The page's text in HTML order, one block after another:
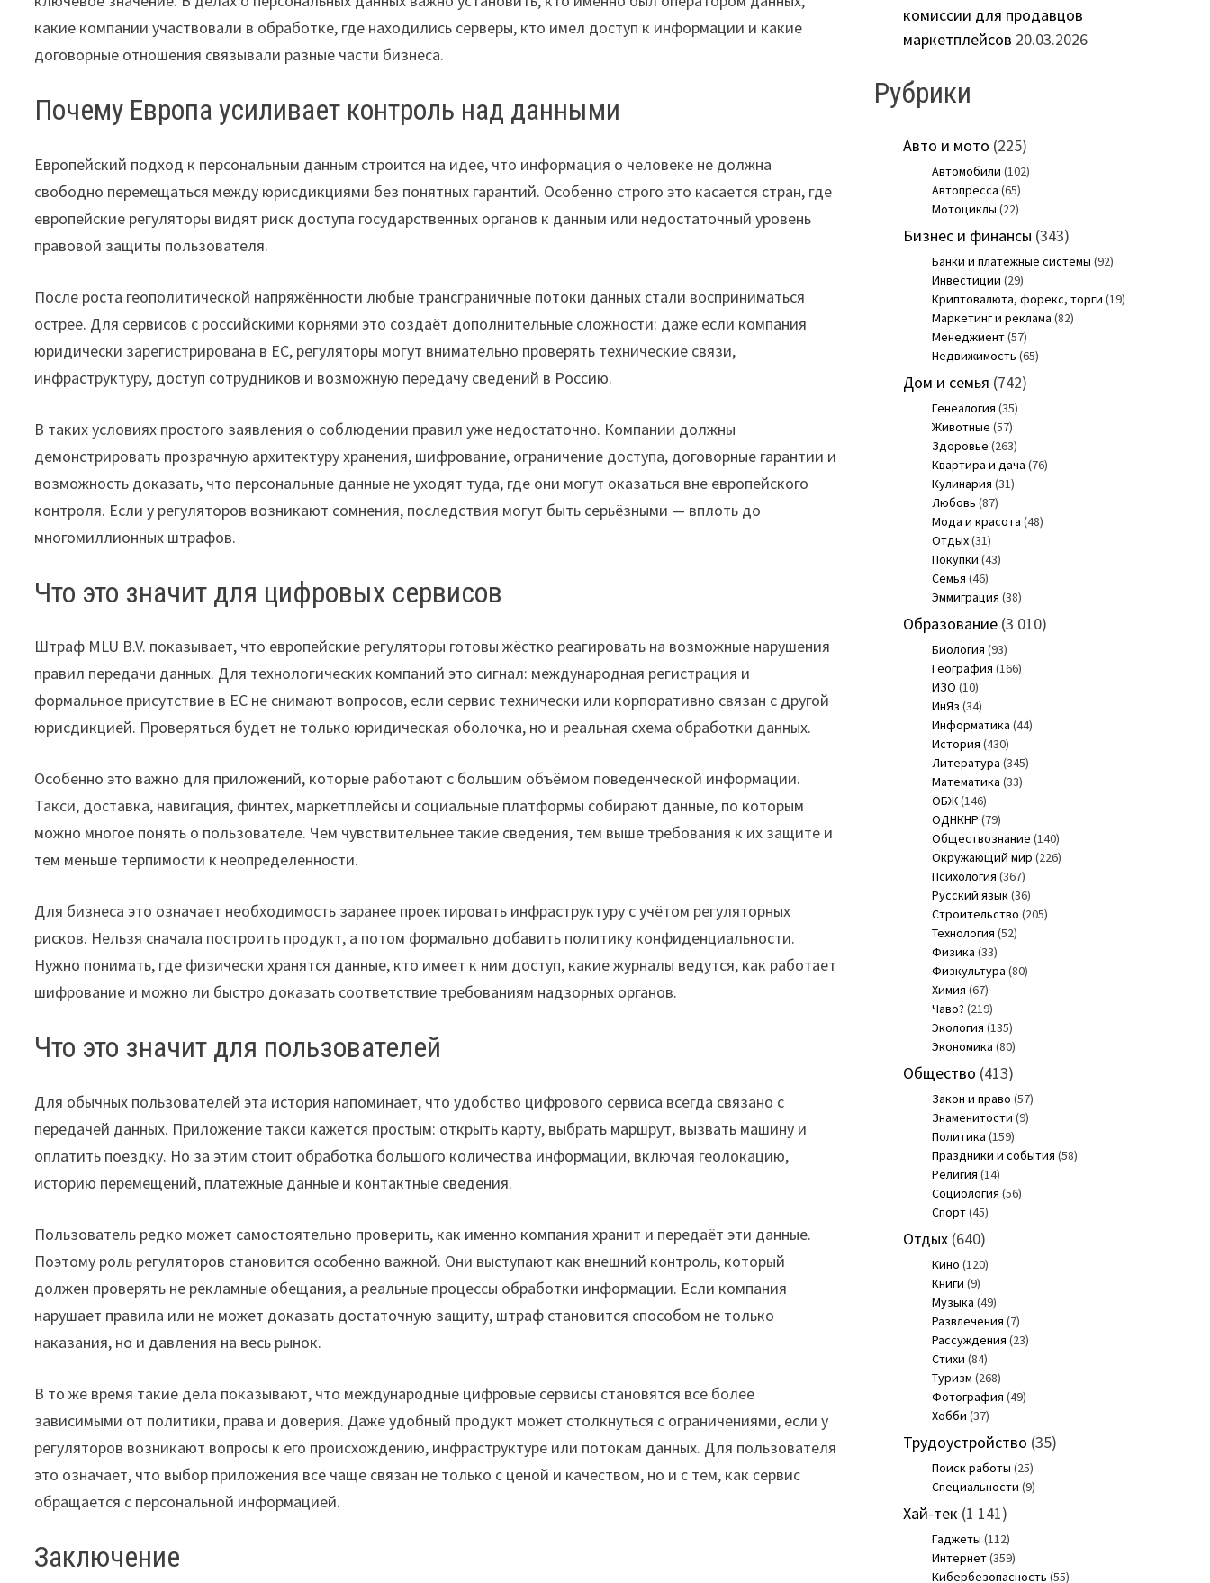
какие компании участвовали в обработке, где находились серверы, кто имел доступ к информации и какие
договорные отношения связывали разные части бизнеса.
Почему Европа усиливает контроль над данными
Европейский подход к персональным данным строится на идее, что информация о человеке не должна
свободно перемещаться между юрисдикциями без понятных гарантий. Особенно строго это касается стран, где
европейские регуляторы видят риск доступа государственных органов к данным или недостаточный уровень
правовой защиты пользователя.
После роста геополитической напряжённости любые трансграничные потоки данных стали восприниматься
острее. Для сервисов с российскими корнями это создаёт дополнительные сложности: даже если компания
юридически зарегистрирована в ЕС, регуляторы могут внимательно проверять технические связи,
инфраструктуру, доступ сотрудников и возможную передачу сведений в Россию.
В таких условиях простого заявления о соблюдении правил уже недостаточно. Компании должны
демонстрировать прозрачную архитектуру хранения, шифрование, ограничение доступа, договорные гарантии и
возможность доказать, что персональные данные не уходят туда, где они могут оказаться вне европейского
контроля. Если у регуляторов возникают сомнения, последствия могут быть серьёзными — вплоть до
многомиллионных штрафов.
Что это значит для цифровых сервисов
Штраф MLU B.V. показывает, что европейские регуляторы готовы жёстко реагировать на возможные нарушения
правил передачи данных. Для технологических компаний это сигнал: международная регистрация и
формальное присутствие в ЕС не снимают вопросов, если сервис технически или корпоративно связан с другой
юрисдикцией. Проверяться будет не только юридическая оболочка, но и реальная схема обработки данных.
Особенно это важно для приложений, которые работают с большим объёмом поведенческой информации.
Такси, доставка, навигация, финтех, маркетплейсы и социальные платформы собирают данные, по которым
можно многое понять о пользователе. Чем чувствительнее такие сведения, тем выше требования к их защите и
тем меньше терпимости к неопределённости.
Для бизнеса это означает необходимость заранее проектировать инфраструктуру с учётом регуляторных
рисков. Нельзя сначала построить продукт, а потом формально добавить политику конфиденциальности.
Нужно понимать, где физически хранятся данные, кто имеет к ним доступ, какие журналы ведутся, как работает
шифрование и можно ли быстро доказать соответствие требованиям надзорных органов.
Что это значит для пользователей
Для обычных пользователей эта история напоминает, что удобство цифрового сервиса всегда связано с
передачей данных. Приложение такси кажется простым: открыть карту, выбрать маршрут, вызвать машину и
оплатить поездку. Но за этим стоит обработка большого количества информации, включая геолокацию,
историю перемещений, платежные данные и контактные сведения.
Пользователь редко может самостоятельно проверить, как именно компания хранит и передаёт эти данные.
Поэтому роль регуляторов становится особенно важной. Они выступают как внешний контроль, который
должен проверять не рекламные обещания, а реальные процессы обработки информации. Если компания
нарушает правила или не может доказать достаточную защиту, штраф становится способом не только
наказания, но и давления на весь рынок.
В то же время такие дела показывают, что международные цифровые сервисы становятся всё более
зависимыми от политики, права и доверия. Даже удобный продукт может столкнуться с ограничениями, если у
регуляторов возникают вопросы к его происхождению, инфраструктуре или потокам данных. Для пользователя
это означает, что выбор приложения всё чаще связан не только с ценой и качеством, но и с тем, как сервис
обращается с персональной информацией.
Заключение
комиссии для продавцов
маркетплейсов 20.03.2026
Рубрики
Авто и мото (225)
Автомобили (102)
Автопресса (65)
Мотоциклы (22)
Бизнес и финансы (343)
Банки и платежные системы (92)
Инвестиции (29)
Криптовалюта, форекс, торги (19)
Маркетинг и реклама (82)
Менеджмент(57)
Недвижимость (65)
Дом и семья (742)
Генеалогия (35)
Животные (57)
Здоровье (263)
Квартира и дача (76)
Кулинария (31)
Любовь (87)
Мода и красота (48)
Отдых(31)
Покупки (43)
Семья (46)
Эммиграция (38)
Образование(3 010)
Биология (93)
География (166)
ИЗО (10)
ИнЯз (34)
Информатика (44)
История (430)
Литература (345)
Математика (33)
ОБЖ(146)
ОДНКНР (79)
Обществознание (140)
Окружающий мир (226)
Психология (367)
Русский язык(36)
Строительство (205)
Технология (52)
Физика (33)
Физкультура (80)
Химия (67)
Чаво? (219)
Экология (135)
Экономика (80)
Общество (413)
Закон и право (57)
Знаменитости (9)
Политика (159)
Праздники и события (58)
Религия (14)
Социология (56)
Спорт(45)
Отдых(640)
Кино (120)
Книги (9)
Музыка (49)
Развлечения (7)
Рассуждения (23)
Стихи (84)
Туризм (268)
Фотография (49)
Хобби (37)
Трудоустройство (35)
Поиск работы (25)
Специальности (9)
Хай-тек (1 141)
Гаджеты (112)
Интернет(359)
Кибербезопасность (55)